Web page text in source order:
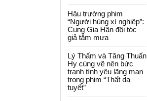
Hậu trường phim
“Người hùng xí nghiệp”:
Cung Gia Hân đội tóc
giả tắm mưa
Lý Thấm và Tăng Thuấn
Hy cùng vẽ nên bức
tranh tình yêu lãng mạn
trong phim “Thất dạ
tuyết”